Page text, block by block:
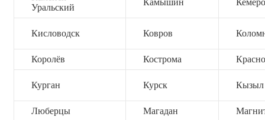
Уральский
Камышин
Кисловодск Ковров
Королёв Кострома
Курган Курск Кызыл
Люберцы Магадан